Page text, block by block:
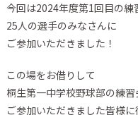
今回は2024年度第1回目の練
25人の選手のみなさんに
ご参加いただきました！
この場をお借りして
桐生第一中学校野球部の練習
ご参加いただきました皆様に